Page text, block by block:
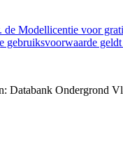
Modellicentie voor
gebruiksvoorwaarde
Ondergrond